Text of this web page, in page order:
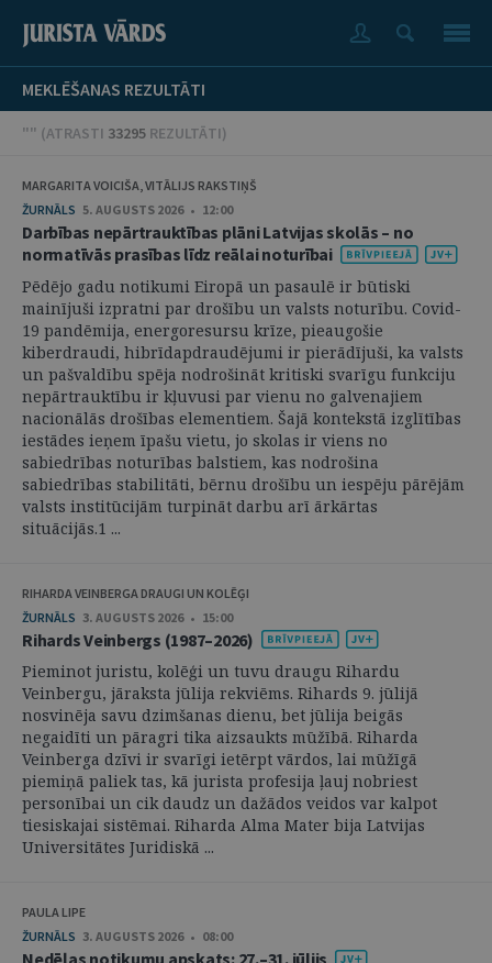
MEKLĒŠANAS REZULTĀTI
"" (ATRASTI 33295 REZULTĀTI)
MARGARITA VOICIŠA, VITĀLIJS RAKSTIŅŠ
ŽURNĀLS 5. AUGUSTS 2026 • 12:00
Darbības nepārtrauktības plāni Latvijas skolās – no
normatīvās prasības līdz reālai noturībai
Pēdējo gadu notikumi Eiropā un pasaulē ir būtiski
mainījuši izpratni par drošību un valsts noturību. Covid-
19 pandēmija, energoresursu krīze, pieaugošie
kiberdraudi, hibrīdapdraudējumi ir pierādījuši, ka valsts
un pašvaldību spēja nodrošināt kritiski svarīgu funkciju
nepārtrauktību ir kļuvusi par vienu no galvenajiem
nacionālās drošības elementiem. Šajā kontekstā izglītības
iestādes ieņem īpašu vietu, jo skolas ir viens no
sabiedrības noturības balstiem, kas nodrošina
sabiedrības stabilitāti, bērnu drošību un iespēju pārējām
valsts institūcijām turpināt darbu arī ārkārtas
situācijās.1 ...
RIHARDA VEINBERGA DRAUGI UN KOLĒĢI
ŽURNĀLS 3. AUGUSTS 2026 • 15:00
Rihards Veinbergs (1987–2026)
Pieminot juristu, kolēģi un tuvu draugu Rihardu
Veinbergu, jāraksta jūlija rekviēms. Rihards 9. jūlijā
nosvinēja savu dzimšanas dienu, bet jūlija beigās
negaidīti un pāragri tika aizsaukts mūžībā. Riharda
Veinberga dzīvi ir svarīgi ietērpt vārdos, lai mūžīgā
piemiņā paliek tas, kā jurista profesija ļauj nobriest
personībai un cik daudz un dažādos veidos var kalpot
tiesiskajai sistēmai. Riharda Alma Mater bija Latvijas
Universitātes Juridiskā ...
PAULA LIPE
ŽURNĀLS 3. AUGUSTS 2026 • 08:00